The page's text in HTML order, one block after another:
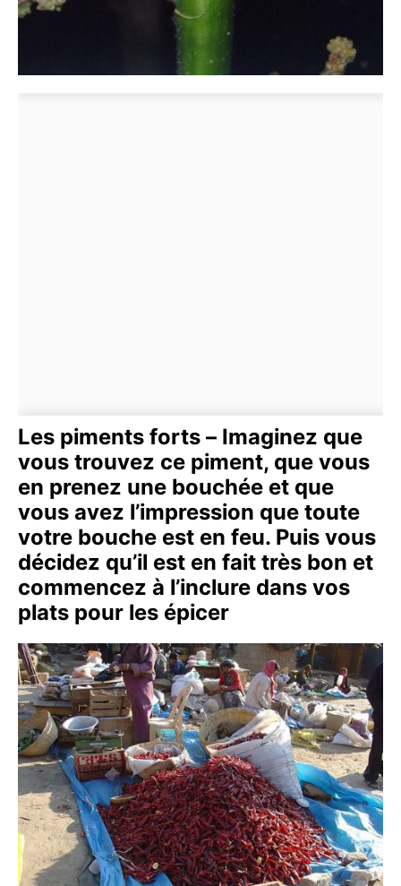
Les piments forts – Imaginez que
vous trouvez ce piment, que vous
en prenez une bouchée et que
vous avez l’impression que toute
votre bouche est en feu. Puis vous
décidez qu’il est en fait très bon et
commencez à l’inclure dans vos
plats pour les épicer